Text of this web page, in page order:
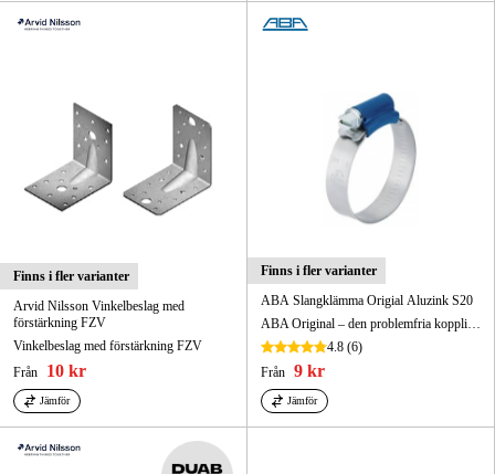
Finns i fler varianter
Arvid Nilsson Vinkelbeslag med
förstärkning FZV
Vinkelbeslag med förstärkning FZV
Från
10 kr
Jämför
Finns i fler varianter
ABA Slangklämma Origial Aluzink S20
ABA Original – den problemfria kopplingen med hög spännkraft och brottstyrka
4.8 (6)
Från 9 kr
Jämför